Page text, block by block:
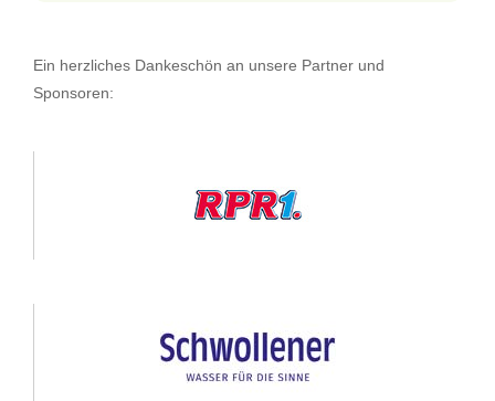
Ein herzliches Dankeschön an unsere Partner und
Sponsoren: